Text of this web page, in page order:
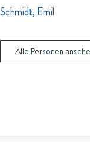
Schmidt, Emil
Alle Personen